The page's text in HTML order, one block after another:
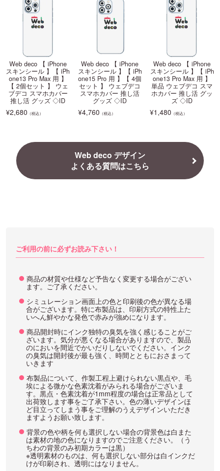
Web deco 【 iPhone
スキンシール 】【 iPh
one13 Pro Max 用 】
【 2個セット 】 ウェ
ブデコ スマホカバー
推し活 グッズ ◇ID
¥2,680 （税込）
Web deco 【 iPhone
スキンシール 】【 iPh
one15 Pro 用 】【 4個
セット 】 ウェブデコ
スマホカバー 推し活
グッズ ◇ID
¥4,760 （税込）
Web deco 【 iPhone
スキンシール 】【 iPh
one13 Pro Max 用 】
単品 ウェブデコ スマ
ホカバー 推し活 グッ
ズ ◇ID
¥1,480 （税込）
Web deco デザイン
よくある質問はこちら
ご利用の前に必ずお読み下さい！
商品の材質や仕様など予告なく変更する場合がござい
ます。ご了承ください。
シミュレーション画面上の色と印刷後の色が異なる場
合がございます。特に布製品は、印刷方式の特性上た
いへん鮮やかな発色で赤みが強めになります。
商品開封時にインク独特の臭気を強く感じることがご
ざいます。気分が悪くなる場合がありますので、製品
のにおいを間近でかいだりしないでください。インク
の臭気は開封後が最も強く、時間とともにおさまって
いきます
布製品について、作製工程上避けられない黒点や、毛
埃による微かな色素沈着がみられる場合がございま
す。黒点・色素沈着が1mm程度の場合は正常品として
出荷致します事をご了承下さい。色の薄いデザインほ
ど目立ってしまう事をご理解のうえデザインいただき
ますようお願い致します。
背景の色や柄を何も選択しない場合の背景色は白また
は素材の地の色になりますのでご注意ください。（う
ちわの背景のみ初期カラーは黒）
※透明素材のものは、何も選択しない部分は白インクだ
けが印刷され、透明にはなりません。